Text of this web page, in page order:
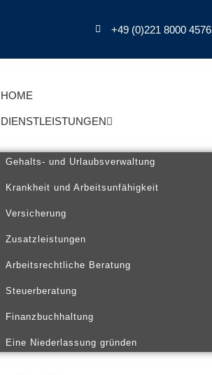
+49 (0)221 8000 4576
HOME
DIENSTLEISTUNGEN
Gehalts- und Urlaubsverwaltung
Krankheit und Arbeitsunfähigkeit
Versicherung
Zusatzleistungen
Arbeitsrechtliche Beratung
Steuerberatung
Finanzbuchhaltung
Eine Niederlassung gründen